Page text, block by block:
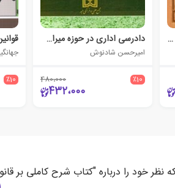
علل نقض آراء کمیسیون ماده 77 قانون شهرداری ها در رویه قضایی دیوان عدالت اداری دادرسی اداری در حوزه میراث فرهنگی
امیرحسن شادنوش
٪10 480،000
432،000
٪10
نظر خود را درباره "کتاب شرح کاملی بر